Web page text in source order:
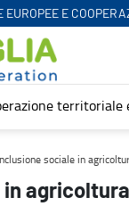
EUROPEE E
territoriale
- Europuglia
sociale in
in